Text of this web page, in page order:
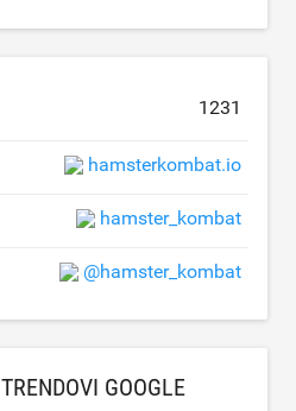
1231
hamsterkombat.io
hamster_kombat
@hamster_kombat
GOOGLE